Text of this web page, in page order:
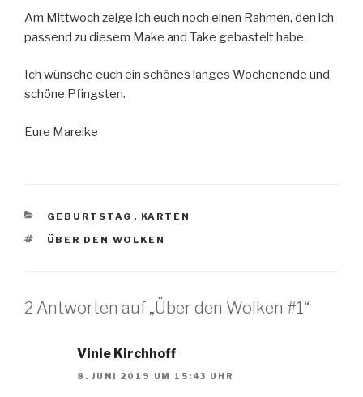
Am Mittwoch zeige ich euch noch einen Rahmen, den ich
passend zu diesem Make and Take gebastelt habe.
Ich wünsche euch ein schönes langes Wochenende und
schöne Pfingsten.
Eure Mareike
KATEGORIEN
GEBURTSTAG , KARTEN
SCHLAGWÖRTER
ÜBER DEN WOLKEN
2 Antworten auf „Über den Wolken #1“
Vinie Kirchhoff
8. JUNI 2019 UM 15:43 UHR